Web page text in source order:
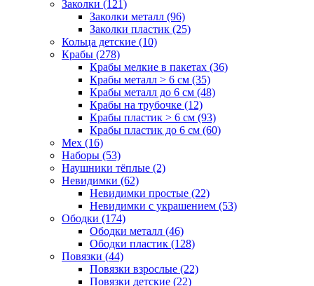
Заколки (121)
Заколки металл (96)
Заколки пластик (25)
Кольца детские (10)
Крабы (278)
Крабы мелкие в пакетах (36)
Крабы металл > 6 см (35)
Крабы металл до 6 см (48)
Крабы на трубочке (12)
Крабы пластик > 6 см (93)
Крабы пластик до 6 см (60)
Мех (16)
Наборы (53)
Наушники тёплые (2)
Невидимки (62)
Невидимки простые (22)
Невидимки с украшением (53)
Ободки (174)
Ободки металл (46)
Ободки пластик (128)
Повязки (44)
Повязки взрослые (22)
Повязки детские (22)